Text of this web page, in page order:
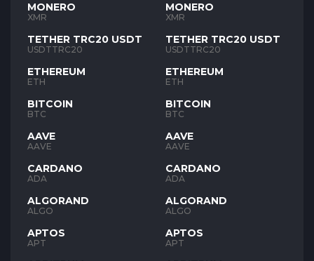
MONERO
XMR
TETHER TRC20 USDT
USDTTRC20
ETHEREUM
ETH
BITCOIN
BTC
AAVE
AAVE
CARDANO
ADA
ALGORAND
ALGO
APTOS
APT
MONERO
XMR
TETHER TRC20 USDT
USDTTRC20
ETHEREUM
ETH
BITCOIN
BTC
AAVE
AAVE
CARDANO
ADA
ALGORAND
ALGO
APTOS
APT